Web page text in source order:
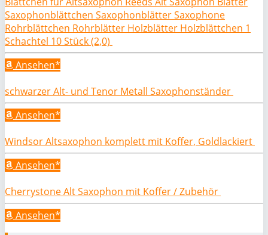
Saxophonblättchen Saxophonblätter Saxophone
Rohrblättchen Rohrblätter Holzblätter Holzblättchen 1
Schachtel 10 Stück (2,0)
Ansehen*
schwarzer Alt- und Tenor Metall Saxophonständer
Ansehen*
Windsor Altsaxophon komplett mit Koffer, Goldlackiert
Ansehen*
Cherrystone Alt Saxophon mit Koffer / Zubehör
Ansehen*